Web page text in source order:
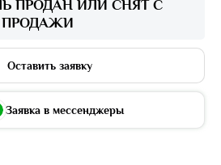
ПРОДАН ИЛИ СНЯТ С
ПРОДАЖИ
Оставить заявку
Заявка в мессенджеры